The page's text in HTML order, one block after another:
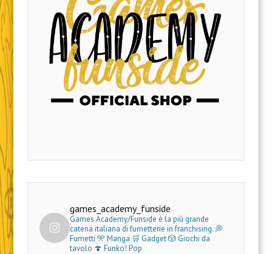
games_academy_funside
Games Academy/Funside è la più grande
catena italiana di fumetterie in franchising.💭
Fumetti 🎌 Manga 🛒 Gadget🎲 Giochi da
tavolo 🍄 Funko! Pop